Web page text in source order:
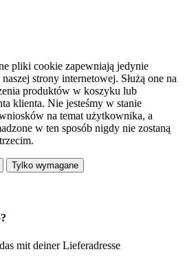
pliki cookie zapewniają jedynie
strony internetowej. Służą one na
produktów w koszyku lub
klienta. Nie jesteśmy w stanie
na temat użytkownika, a
w ten sposób nigdy nie zostaną
Tylko wymagane
mit deiner Lieferadresse